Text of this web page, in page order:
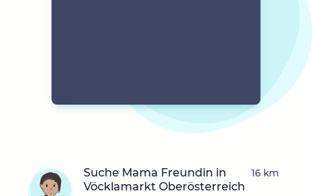
Suche Mama Freundin in
Vöcklamarkt Oberösterreich
16 km